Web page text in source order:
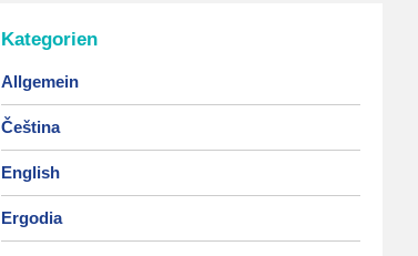
Kategorien
Allgemein
Čeština
English
Ergodia